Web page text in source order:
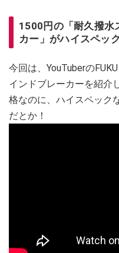
1500円の「耐久撥水
カー」がハイスペッ
今回は、YouTuberの
インドブレーカーを紹介
格なのに、ハイスペック
だとか！